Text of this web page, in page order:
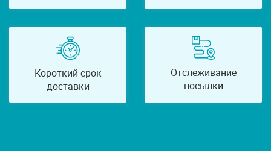
Короткий срок
доставки
Отслеживание
посылки